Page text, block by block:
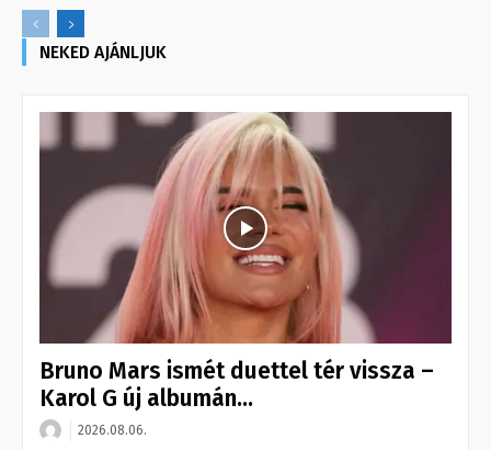
NEKED AJÁNLJUK
Bruno Mars ismét duettel tér vissza –
Karol G új albumán...
2026.08.06.